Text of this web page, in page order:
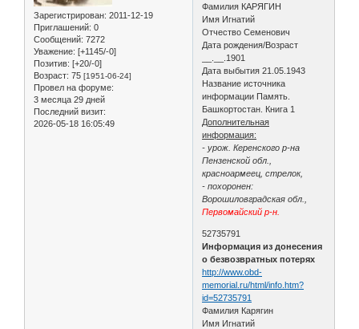
Зарегистрирован: 2011-12-19
Приглашений: 0
Сообщений: 7272
Уважение: [+1145/-0]
Позитив: [+20/-0]
Возраст: 75 [1951-06-24]
Провел на форуме:
3 месяца 29 дней
Последний визит:
2026-05-18 16:05:49
Фамилия КАРЯГИН
Имя Игнатий
Отчество Семенович
Дата рождения/Возраст
__.__.1901
Дата выбытия 21.05.1943
Название источника
информации Память.
Башкортостан. Книга 1
Дополнительная
информация:
- урож. Керенского р-на
Пензенской обл.,
красноармеец, стрелок,
- похоронен:
Ворошиловградская обл.,
Первомайский р-н.
52735791
Информация из донесения
о безвозвратных потерях
http://www.obd-
memorial.ru/html/info.htm?
id=52735791
Фамилия Карягин
Имя Игнатий